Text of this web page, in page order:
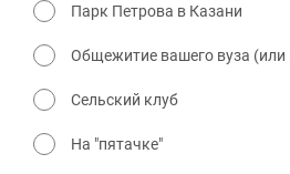
Парк Петрова в Казани
Общежитие вашего вуза (или
Сельский клуб
На "пятачке"